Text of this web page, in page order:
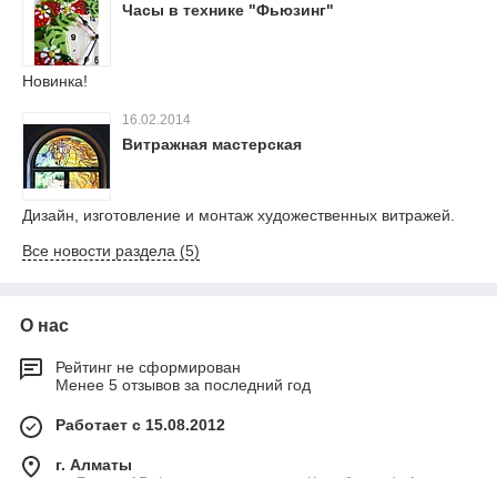
Часы в технике "Фьюзинг"
Новинка!
16.02.2014
Витражная мастерская
Дизайн, изготовление и монтаж художественных витражей.
Все новости раздела (5)
О нас
Рейтинг не сформирован
Менее 5 отзывов за последний год
Работает с 15.08.2012
г. Алматы